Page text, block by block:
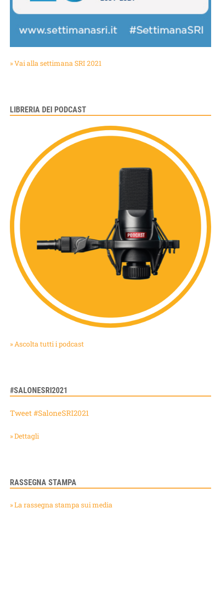
» Vai alla settimana SRI 2021
LIBRERIA DEI PODCAST
» Ascolta tutti i podcast
#SALONESRI2021
Tweet #SaloneSRI2021
» Dettagli
RASSEGNA STAMPA
» La rassegna stampa sui media